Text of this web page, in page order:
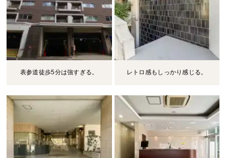
表参道徒歩5分は強すぎる。 レトロ感もしっかり感じる。